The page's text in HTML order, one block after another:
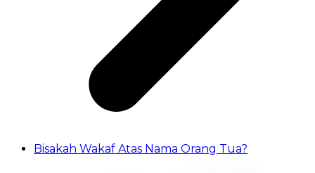
Bisakah Wakaf Atas Nama Orang Tua?